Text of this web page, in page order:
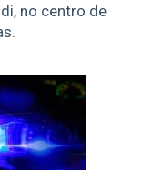
no centro de